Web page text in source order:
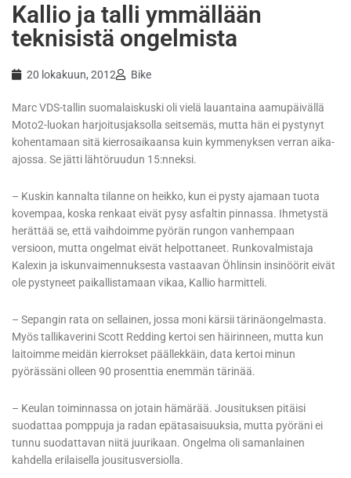
Kallio ja talli ymmällään
teknisistä ongelmista
20 lokakuun, 2012 Bike
Marc VDS-tallin suomalaiskuski oli vielä lauantaina aamupäivällä
Moto2-luokan harjoitusjaksolla seitsemäs, mutta hän ei pystynyt
kohentamaan sitä kierrosaikaansa kuin kymmenyksen verran aika-
ajossa. Se jätti lähtöruudun 15:nneksi.
– Kuskin kannalta tilanne on heikko, kun ei pysty ajamaan tuota
kovempaa, koska renkaat eivät pysy asfaltin pinnassa. Ihmetystä
herättää se, että vaihdoimme pyörän rungon vanhempaan
versioon, mutta ongelmat eivät helpottaneet. Runkovalmistaja
Kalexin ja iskunvaimennuksesta vastaavan Öhlinsin insinöörit eivät
ole pystyneet paikallistamaan vikaa, Kallio harmitteli.
– Sepangin rata on sellainen, jossa moni kärsii tärinäongelmasta.
Myös tallikaverini Scott Redding kertoi sen häirinneen, mutta kun
laitoimme meidän kierrokset päällekkäin, data kertoi minun
pyörässäni olleen 90 prosenttia enemmän tärinää.
– Keulan toiminnassa on jotain hämärää. Jousituksen pitäisi
suodattaa pomppuja ja radan epätasaisuuksia, mutta pyöräni ei
tunnu suodattavan niitä juurikaan. Ongelma oli samanlainen
kahdella erilaisella jousitusversiolla.